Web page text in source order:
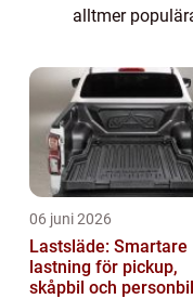
alltmer
”bilförsäkring
06 juni 2026
Lastsläde: Smartare
lastning för pickup,
skåpbil och personbil